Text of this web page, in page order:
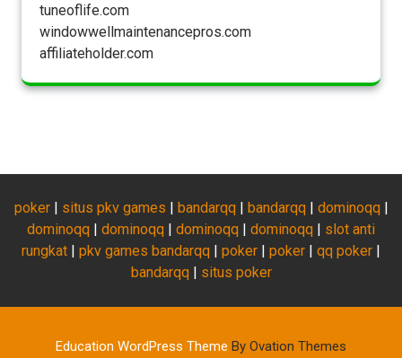
tuneoflife.com
windowwellmaintenancepros.com
affiliateholder.com
poker| situs pkv games | bandarqq| bandarqq| dominoqq|
dominoqq | dominoqq | dominoqq | dominoqq | slot anti
rungkat | pkv games bandarqq | poker | poker | qq poker |
bandarqq| situs poker
Education WordPress Theme By Ovation Themes